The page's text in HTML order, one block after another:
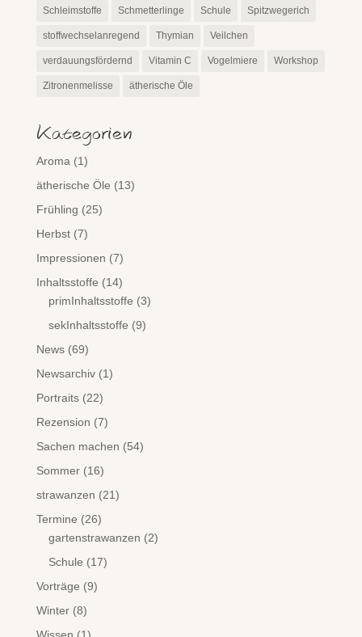
Schleimstoffe Schmetterlinge Schule Spitzwegerich
stoffwechselanregend Thymian Veilchen
verdauungsfördernd Vitamin C Vogelmiere Workshop
Zitronenmelisse ätherische Öle
Kategorien
Aroma (1)
ätherische Öle (13)
Frühling (25)
Herbst(7)
Impressionen (7)
Inhaltsstoffe (14)
primInhaltsstoffe (3)
sekInhaltsstoffe (9)
News(69)
Newsarchiv(1)
Portraits(22)
Rezension (7)
Sachen machen (54)
Sommer(16)
strawanzen (21)
Termine (26)
gartenstrawanzen (2)
Schule (17)
Vorträge (9)
Winter(8)